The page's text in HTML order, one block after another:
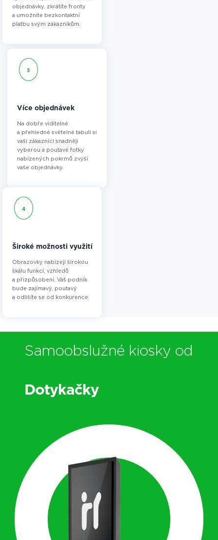
objednávky, zkrátíte fronty
a umožníte bezkontaktní
platbu svým zákazníkům.
3
Více objednávek
Na dobře viditelné
a přehledné světelné tabuli si
vaši zákazníci snadněji
vyberou a poutavé fotky
nabízených pokrmů zvýší
vaše objednávky.
4
Široké možnosti využití
Obrazovky nabízejí širokou
škálu funkcí, vzhledů
a přizpůsobení. Váš podnik
bude zajímavý, poutavý
a odlišíte se od konkurence.
Samoobslužné kiosky od
Dotykačky